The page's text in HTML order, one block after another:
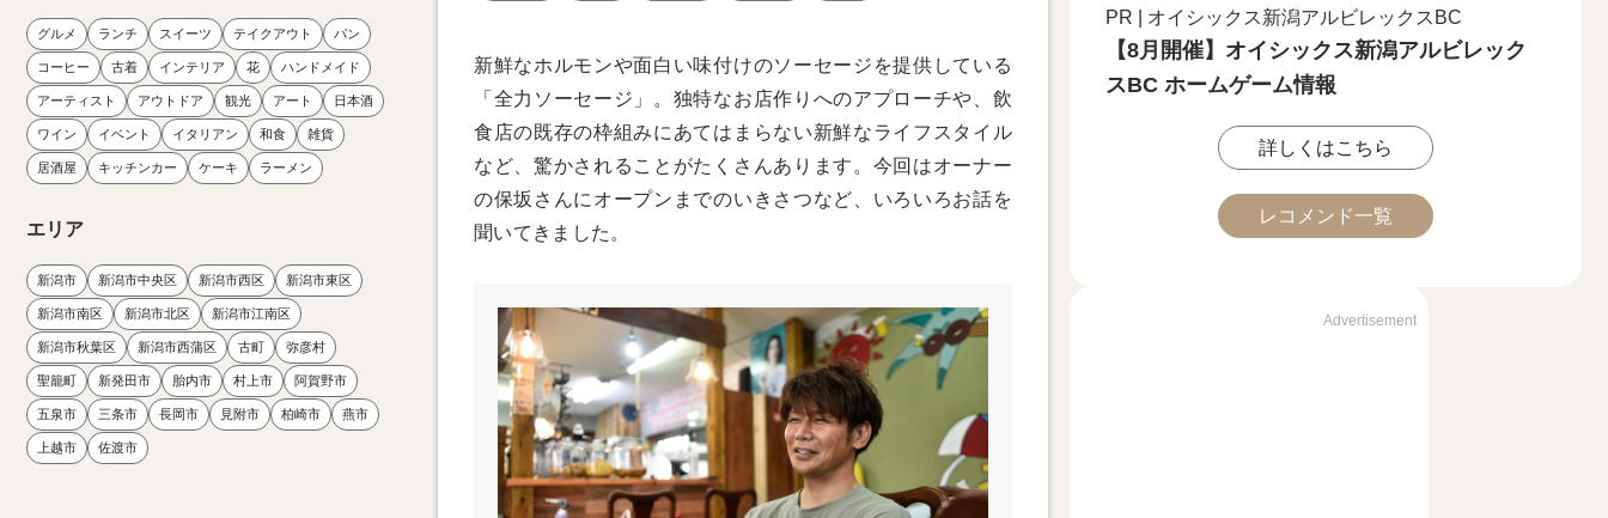
グルメ ランチ スイーツ テイクアウト パン
コーヒー 古着 インテリア 花 ハンドメイド
アーティスト アウトドア 観光 アート 日本酒
ワイン イベント イタリアン 和食 雑貨
居酒屋 キッチンカー ケーキ ラーメン
エリア
新潟市 新潟市中央区 新潟市西区 新潟市東区
新潟市南区 新潟市北区 新潟市江南区
新潟市秋葉区 新潟市西蒲区 古町 弥彦村
聖籠町 新発田市 胎内市 村上市 阿賀野市
五泉市 三条市 長岡市 見附市 柏崎市 燕市
上越市 佐渡市
新鮮なホルモンや面白い味付けのソーセージを提供している
「全力ソーセージ」。独特なお店作りへのアプローチや、飲
食店の既存の枠組みにあてはまらない新鮮なライフスタイル
など、驚かされることがたくさんあります。今回はオーナー
の保坂さんにオープンまでのいきさつなど、いろいろお話を
聞いてきました。
PR | オイシックス新潟アルビレックスBC
【8月開催】オイシックス新潟アルビレック
スBC ホームゲーム情報
詳しくはこちら
レコメンド一覧
Advertisement